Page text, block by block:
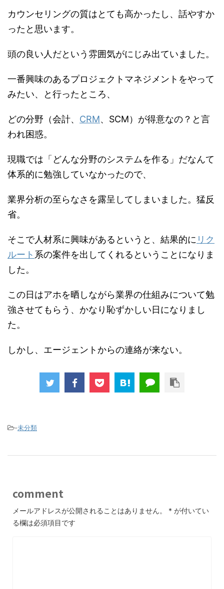
カウンセリングの質はとても高かったし、話やすか
ったと思います。
頭の良い人だという雰囲気がにじみ出ていました。
一番興味のあるプロジェクトマネジメントをやって
みたい、と行ったところ、
どの分野（会計、 CRM、SCM）が得意なの？と言
われ困惑。
現職では「どんな分野のシステムを作る」だなんて
体系的に勉強していなかったので、
業界分析の至らなさを露呈してしまいました。猛反
省。
そこで人材系に興味があるというと、結果的に リク
ルート 系の案件を出してくれるということになりま
した。
この日はアホを晒しながら業界の仕組みについて勉
強させてもらう、かなり恥ずかしい日になりまし
た。
しかし、エージェントからの連絡が来ない。
-未分類
comment
メールアドレスが公開されることはありません。 * が付いてい
る欄は必須項目です